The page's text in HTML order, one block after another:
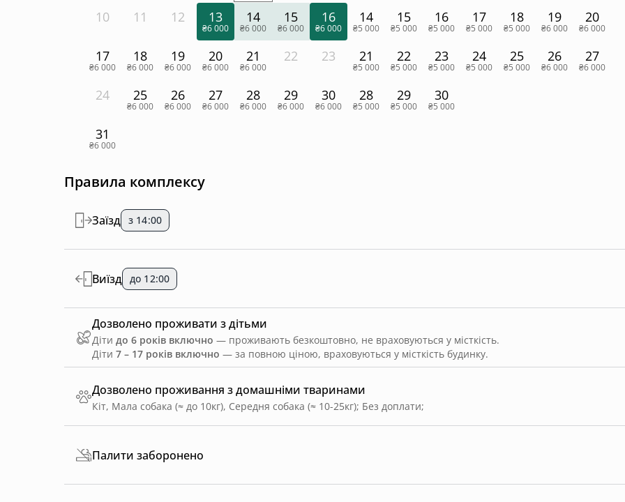
10 11 12 13
₴6 000
14
₴6 000
15
₴6 000
16
₴6 000
17
₴6 000
18
₴6 000
19
₴6 000
20
₴6 000
21
₴6 000
22 23
24 25
₴6 000
26
₴6 000
27
₴6 000
28
₴6 000
29
₴6 000
30
₴6 000
31
₴6 000
14
₴5 000
15
₴5 000
16
₴5 000
17
₴5 000
18
₴5 000
19
₴6 000
20
₴6 000
21
₴5 000
22
₴5 000
23
₴5 000
24
₴5 000
25
₴5 000
26
₴6 000
27
₴6 000
28
₴5 000
29
₴5 000
30
₴5 000
Правила комплексу
Дозволено проживання з домашніми тваринами
Кіт, Мала собака (≈ до 10кг), Середня собака (≈ 10-25кг); Без доплати;
Заїзд з 14:00
Виїзд до 12:00
Дозволено проживати з дітьми
Діти до 6 років включно — проживають безкоштовно, не враховуються у місткість.
Діти 7 – 17 років включно — за повною ціною, враховуються у місткість будинку.
Палити заборонено